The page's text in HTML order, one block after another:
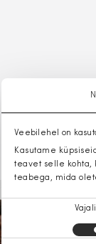
Veebilehel on
Kasutame
teavet selle kohta,
teabega, mida
valik